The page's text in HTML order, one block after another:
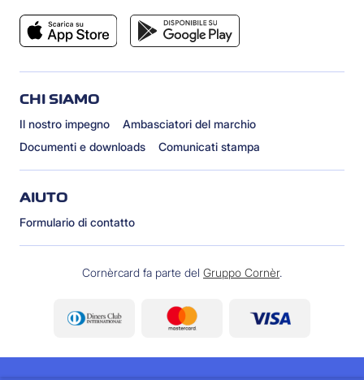
CHI SIAMO
Il nostro impegno
Ambasciatori del marchio
Documenti e downloads
Comunicati stampa
AIUTO
Formulario di contatto
Cornèrcard fa parte del Gruppo Cornèr.